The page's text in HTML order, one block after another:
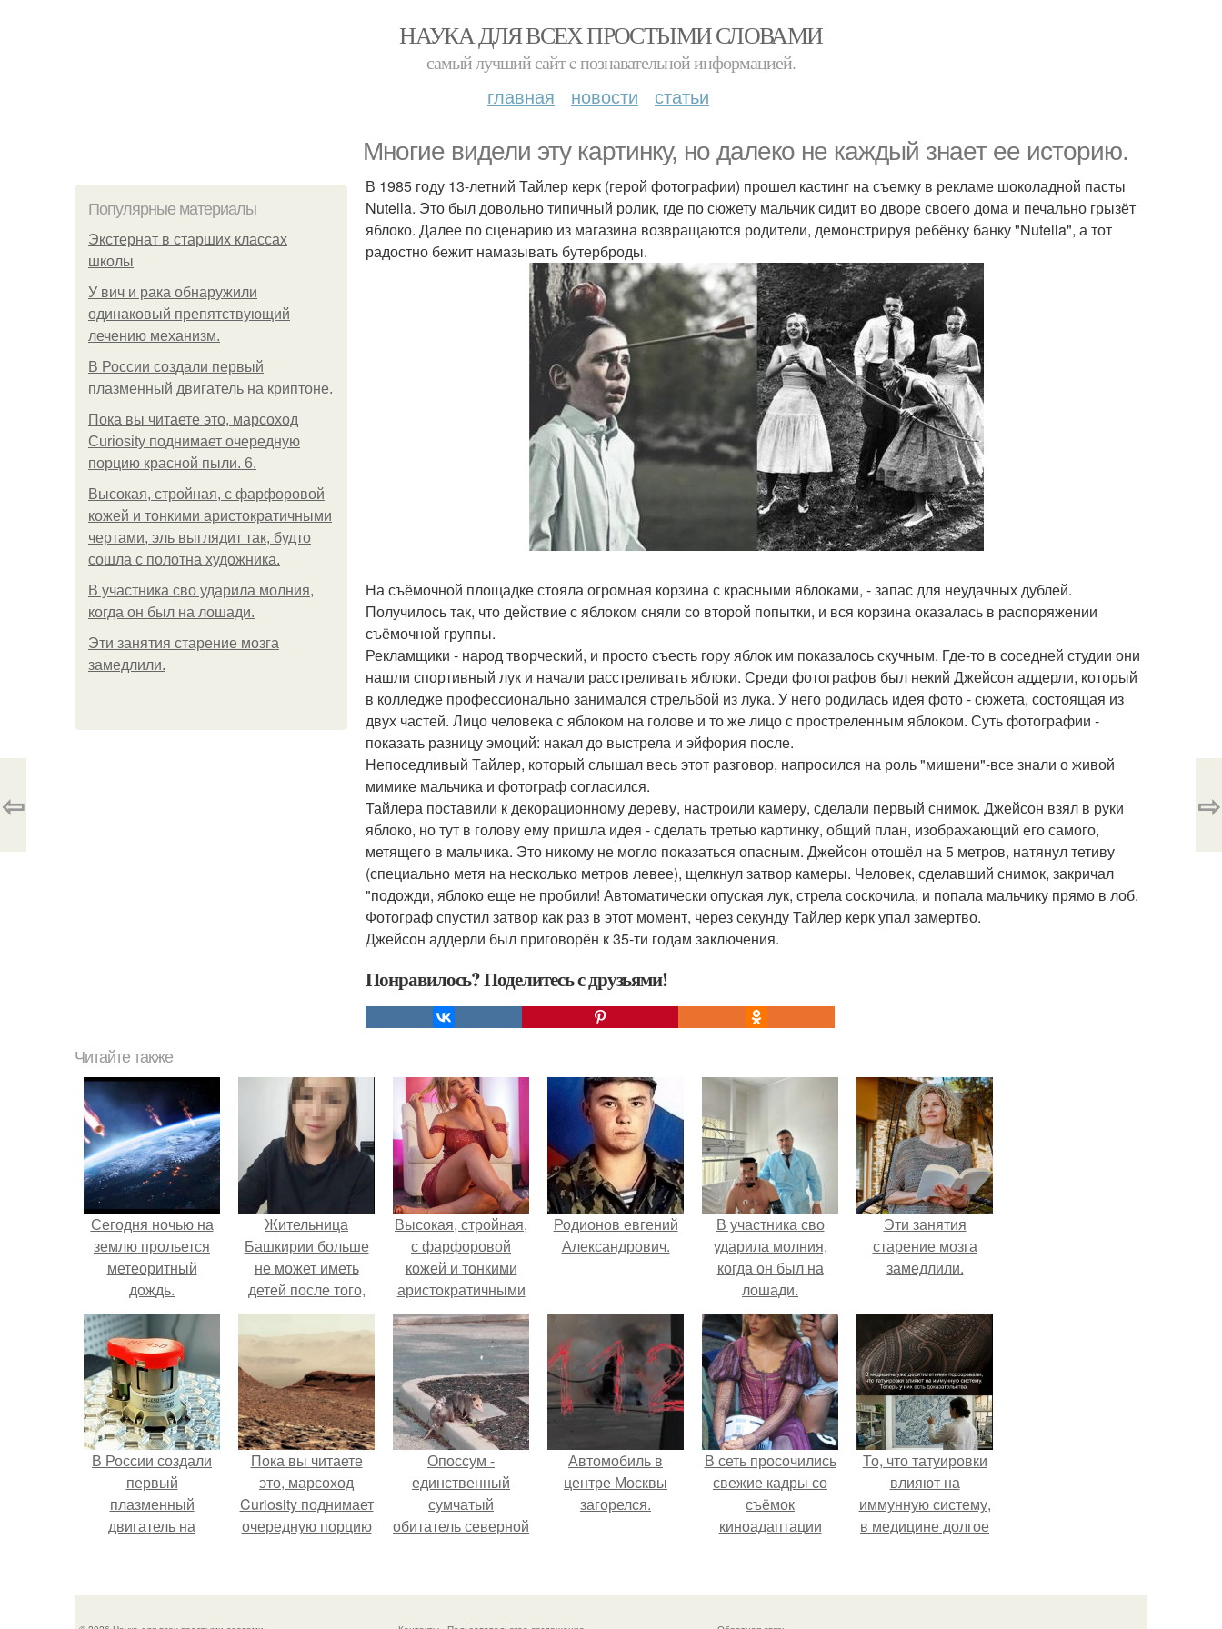
НАУКА ДЛЯ ВСЕХ ПРОСТЫМИ СЛОВАМИ
самый лучший сайт c познавательной информацией.
главная новости статьи
Многие видели эту картинку, но далеко не каждый знает ее историю.
Популярные материалы
Экстернат в старших классах
школы
У вич и рака обнаружили
одинаковый препятствующий
лечению механизм.
В России создали первый
плазменный двигатель на криптоне.
Пока вы читаете это, марсоход
Curiosity поднимает очередную
порцию красной пыли. 6.
Высокая, стройная, с фарфоровой
кожей и тонкими аристократичными
чертами, эль выглядит так, будто
сошла с полотна художника.
В участника сво ударила молния,
когда он был на лошади.
Эти занятия старение мозга
замедлили.
В 1985 году 13-летний Тайлер керк (герой фотографии) прошел кастинг на съемку в рекламе шоколадной пасты
Nutella. Это был довольно типичный ролик, где по сюжету мальчик сидит во дворе своего дома и печально грызёт
яблоко. Далее по сценарию из магазина возвращаются родители, демонстрируя ребёнку банку "Nutella", а тот
радостно бежит намазывать бутерброды.
На съёмочной площадке стояла огромная корзина с красными яблоками, - запас для неудачных дублей.
Получилось так, что действие с яблоком сняли со второй попытки, и вся корзина оказалась в распоряжении
съёмочной группы.
Рекламщики - народ творческий, и просто съесть гору яблок им показалось скучным. Где-то в соседней студии они
нашли спортивный лук и начали расстреливать яблоки. Среди фотографов был некий Джейсон аддерли, который
в колледже профессионально занимался стрельбой из лука. У него родилась идея фото - сюжета, состоящая из
двух частей. Лицо человека с яблоком на голове и то же лицо с простреленным яблоком. Суть фотографии -
показать разницу эмоций: накал до выстрела и эйфория после.
Непоседливый Тайлер, который слышал весь этот разговор, напросился на роль "мишени"-все знали о живой
мимике мальчика и фотограф согласился.
Тайлера поставили к декорационному дереву, настроили камеру, сделали первый снимок. Джейсон взял в руки
яблоко, но тут в голову ему пришла идея - сделать третью картинку, общий план, изображающий его самого,
метящего в мальчика. Это никому не могло показаться опасным. Джейсон отошёл на 5 метров, натянул тетиву
(специально метя на несколько метров левее), щелкнул затвор камеры. Человек, сделавший снимок, закричал
"подожди, яблоко еще не пробили! Автоматически опуская лук, стрела соскочила, и попала мальчику прямо в лоб.
Фотограф спустил затвор как раз в этот момент, через секунду Тайлер керк упал замертво.
Джейсон аддерли был приговорён к 35-ти годам заключения.
Понравилось? Поделитесь с друзьями!
⇦ ⇨
Читайте также
Сегодня ночью на
землю прольется
метеоритный
дождь.
Жительница
Башкирии больше
не может иметь
детей после того,
как медики сделали
ей аборт на шестом
месяце
беременности и
оставили в матке
плаценту.
Высокая, стройная,
с фарфоровой
кожей и тонкими
аристократичными
чертами, эль
выглядит так, будто
сошла с полотна
художника.
Родионов евгений
Александрович.
В участника сво
ударила молния,
когда он был на
лошади.
Эти занятия
старение мозга
замедлили.
В России создали
первый
плазменный
двигатель на
Пока вы читаете
это, марсоход
Curiosity поднимает
очередную порцию
Опоссум -
единственный
сумчатый
обитатель северной
Автомобиль в
центре Москвы
загорелся.
В сеть просочились
свежие кадры со
съёмок
киноадаптации
моментально
То, что татуировки
влияют на
иммунную систему,
в медицине долгое
лишь как гипотеза.